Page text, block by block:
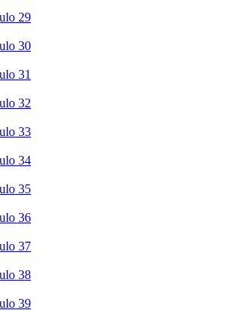
29
30
31
32
33
34
35
36
37
38
39